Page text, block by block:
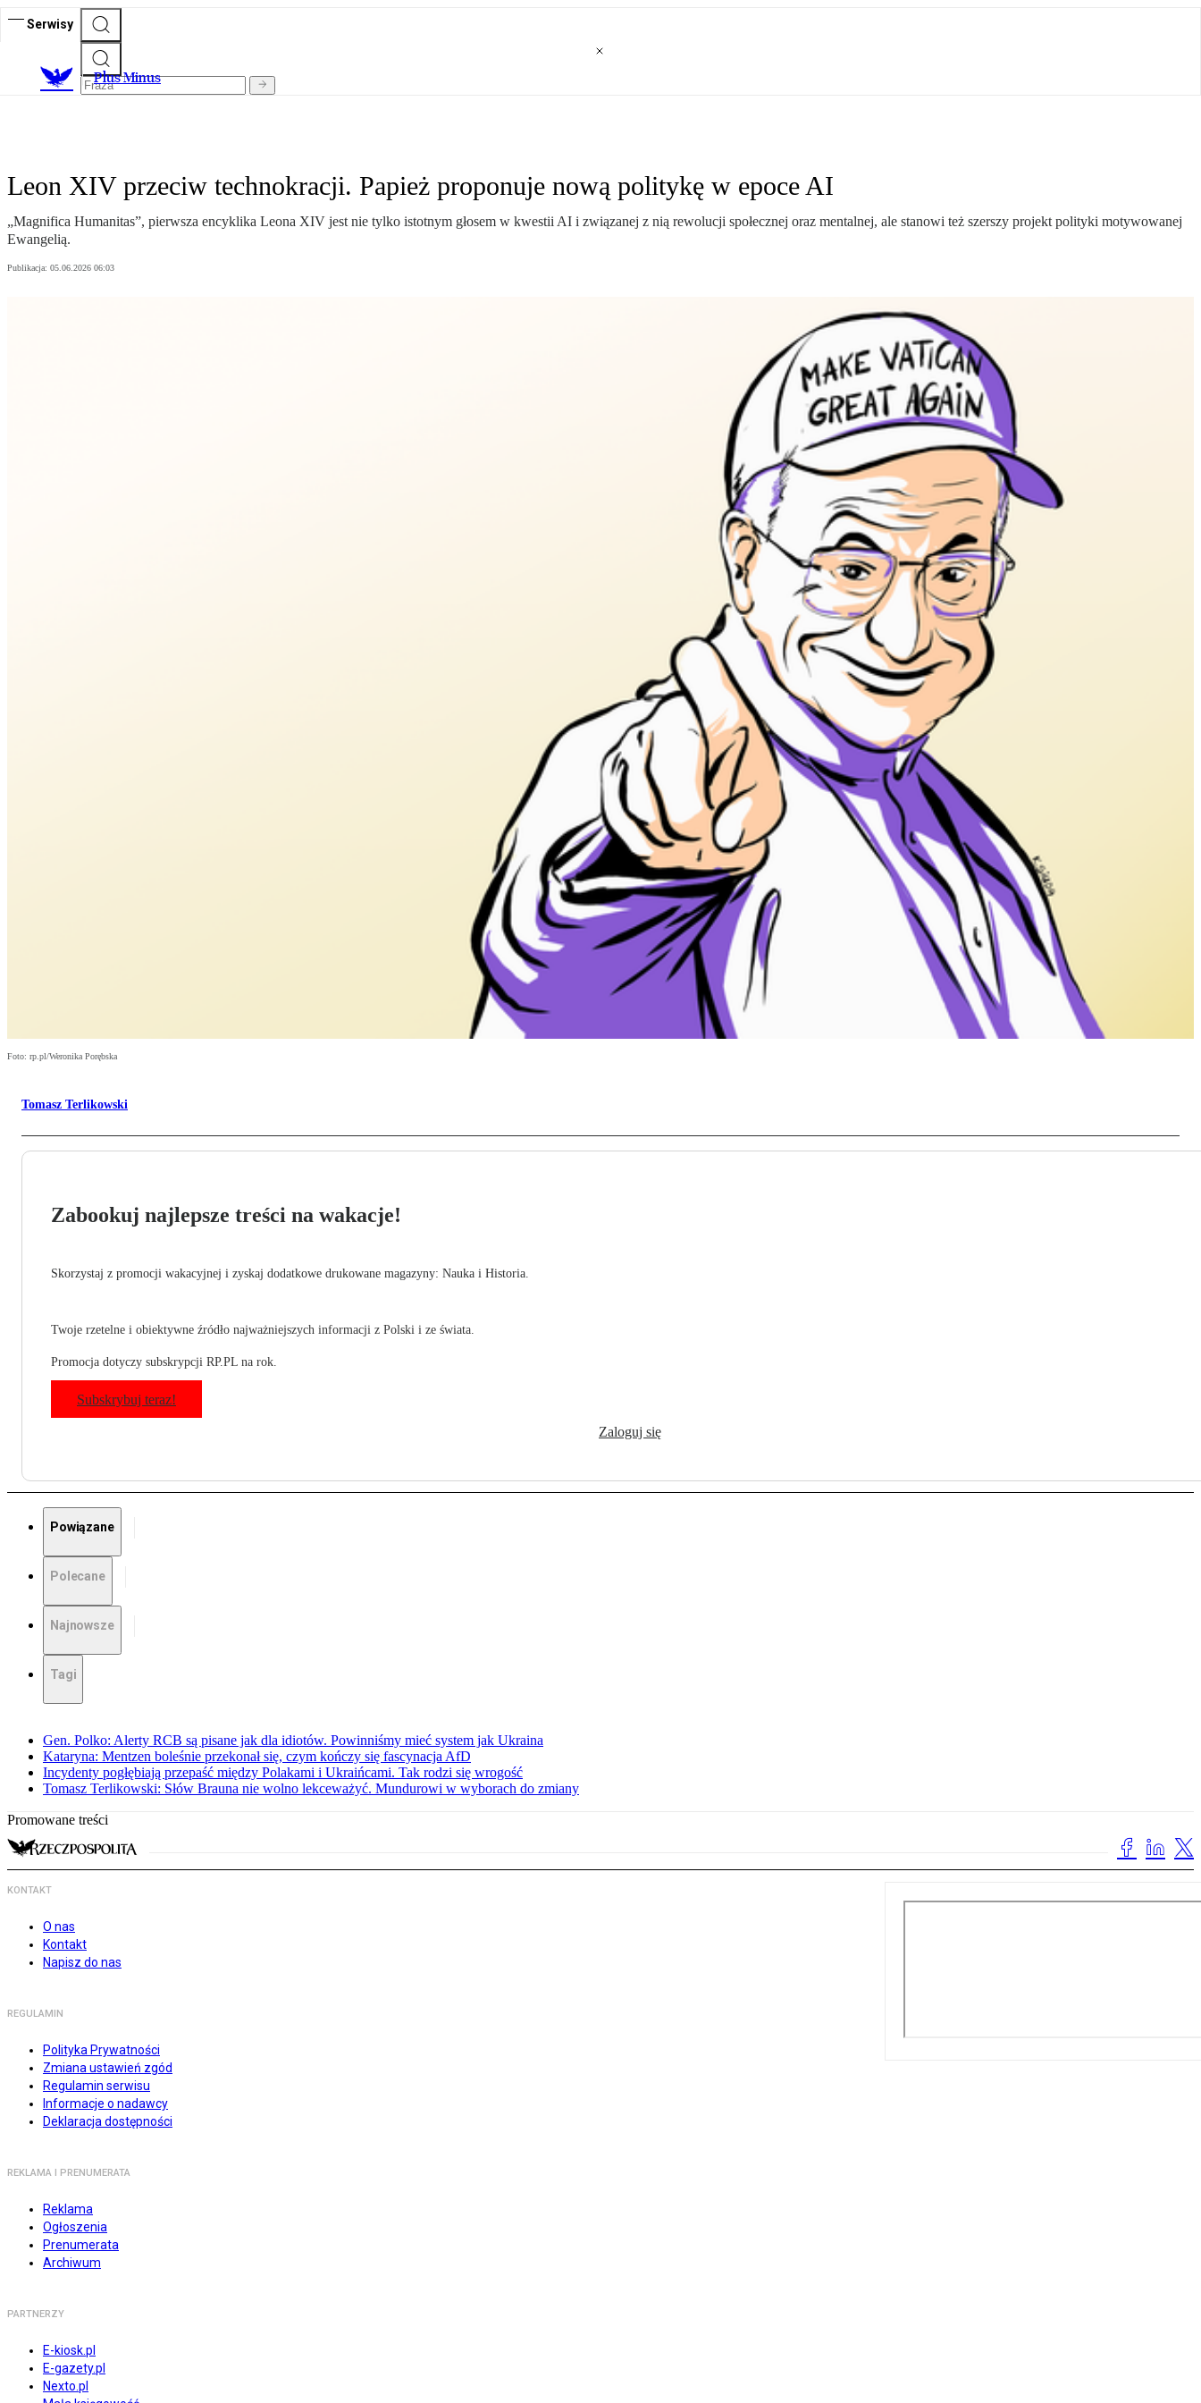
Serwisy
Plus Minus
Leon XIV przeciw technokracji. Papież proponuje nową politykę w epoce AI
„Magnifica Humanitas”, pierwsza encyklika Leona XIV jest nie tylko istotnym głosem w kwestii AI i związanej z nią rewolucji społecznej oraz mentalnej, ale stanowi też szerszy projekt polityki motywowanej
Ewangelią.
Publikacja: 05.06.2026 06:03
Foto: rp.pl/Weronika Porębska
Tomasz Terlikowski
Zabookuj najlepsze treści na wakacje!
Skorzystaj z promocji wakacyjnej i zyskaj dodatkowe drukowane magazyny: Nauka i Historia.
Twoje rzetelne i obiektywne źródło najważniejszych informacji z Polski i ze świata.
Promocja dotyczy subskrypcji RP.PL na rok.
Subskrybuj teraz!
Zaloguj się
Powiązane
Polecane
Najnowsze
Tagi
Gen. Polko: Alerty RCB są pisane jak dla idiotów. Powinniśmy mieć system jak Ukraina
Kataryna: Mentzen boleśnie przekonał się, czym kończy się fascynacja AfD
Incydenty pogłębiają przepaść między Polakami i Ukraińcami. Tak rodzi się wrogość
Tomasz Terlikowski: Słów Brauna nie wolno lekceważyć. Mundurowi w wyborach do zmiany
Promowane treści
KONTAKT
O nas
Kontakt
Napisz do nas
REGULAMIN
Polityka Prywatności
Zmiana ustawień zgód
Regulamin serwisu
Informacje o nadawcy
Deklaracja dostępności
REKLAMA I PRENUMERATA
Reklama
Ogłoszenia
Prenumerata
Archiwum
PARTNERZY
E-kiosk.pl
E-gazety.pl
Nexto.pl